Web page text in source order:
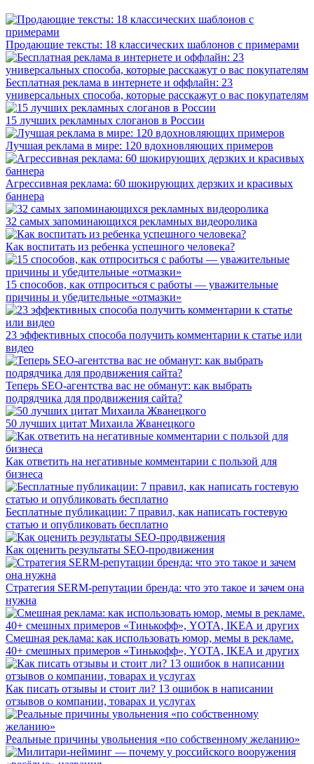
Продающие тексты: 18 классических шаблонов с примерами
Бесплатная реклама в интернете и оффлайн: 23
универсальных способа, которые расскажут о вас покупателям
15 лучших рекламных слоганов в России
Лучшая реклама в мире: 120 вдохновляющих примеров
Агрессивная реклама: 60 шокирующих дерзких и красивых
баннера
32 самых запоминающихся рекламных видеоролика
Как воспитать из ребенка успешного человека?
15 способов, как отпроситься с работы — уважительные
причины и убедительные «отмазки»
23 эффективных способа получить комментарии к статье или
видео
Теперь SEO-агентства вас не обманут: как выбрать
подрядчика для продвижения сайта?
50 лучших цитат Михаила Жванецкого
Как ответить на негативные комментарии с пользой для
бизнеса
Бесплатные публикации: 7 правил, как написать гостевую
статью и опубликовать бесплатно
Как оценить результаты SEO-продвижения
Стратегия SERM-репутации бренда: что это такое и зачем она
нужна
Смешная реклама: как использовать юмор, мемы в рекламе.
40+ смешных примеров «Тинькофф», YOTA, IKEA и других
Как писать отзывы и стоит ли? 13 ошибок в написании
отзывов о компании, товарах и услугах
Реальные причины увольнения «по собственному желанию»